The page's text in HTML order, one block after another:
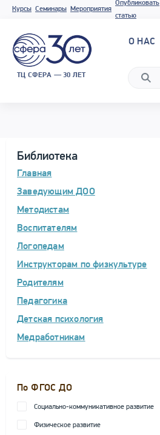
Курсы Семинары Мероприятия
Опубликовать
статью
ТЦ СФЕРА — 30 ЛЕТ
О НАС
Библиотека
Главная
Заведующим ДОО
Методистам
Воспитателям
Логопедам
Инструкторам по физкультуре
Родителям
Педагогика
Детская психология
Медработникам
По ФГОС ДО
Социально-коммуникативное развитие
Физическое развитие